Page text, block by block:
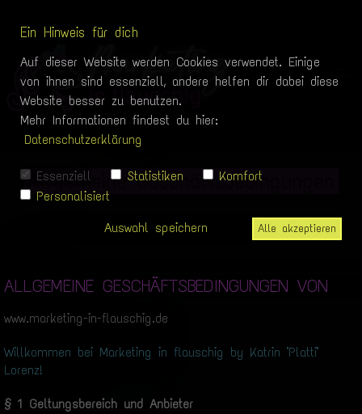
Allgemeine Geschäftsbedingungen
ALLGEMEINE GESCHÄFTSBEDINGUNGEN VON
www.marketing-in-flauschig.de
Willkommen bei Marketing in flauschig by Katrin "Platti"
Lorenz!
§ 1 Geltungsbereich und Anbieter
Ein Hinweis für dich
Auf dieser Website werden Cookies verwendet. Einige
von ihnen sind essenziell, andere helfen dir dabei diese
Website besser zu benutzen.
Mehr Informationen findest du hier:
Datenschutzerklärung
Essenziell Statistiken
Komfort
Personalisiert
Auswahl speichern Alle akzeptieren